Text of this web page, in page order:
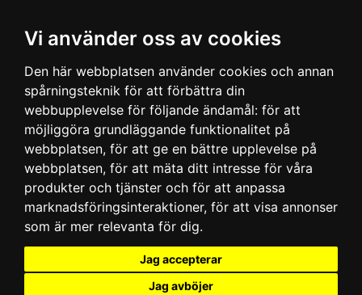
Vi använder oss av cookies
Den här webbplatsen använder cookies och annan
spårningsteknik för att förbättra din
webbupplevelse för följande ändamål: för att
möjliggöra grundläggande funktionalitet på
webbplatsen, för att ge en bättre upplevelse på
webbplatsen, för att mäta ditt intresse för våra
produkter och tjänster och för att anpassa
marknadsföringsinteraktioner, för att visa annonser
som är mer relevanta för dig.
Jag accepterar
Jag avböjer